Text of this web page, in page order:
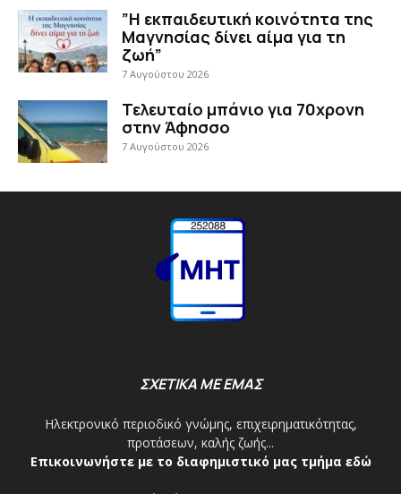
”Η εκπαιδευτική κοινότητα της
Μαγνησίας δίνει αίμα για τη
ζωή”
7 Αυγούστου 2026
Τελευταίο μπάνιο για 70χρονη
στην Άφησσο
7 Αυγούστου 2026
ΣΧΕΤΙΚΑ ΜΕ ΕΜΑΣ
Ηλεκτρονικό περιοδικό γνώμης, επιχειρηματικότητας,
προτάσεων, καλής ζωής...
Επικοινωνήστε με το διαφημιστικό μας τμήμα εδώ